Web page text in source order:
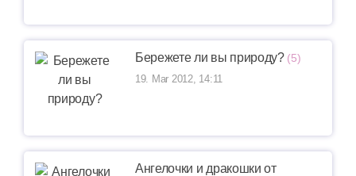
Бережете ли вы природу? (5)
19. Mar 2012, 14:11
Ангелочки и дракошки от